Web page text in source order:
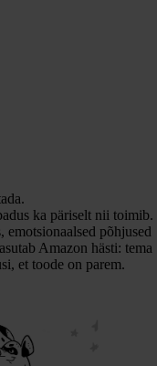
ka päriselt nii toimib.
emotsionaalsed põhjused
Amazon hästi: tema
et toode on parem.